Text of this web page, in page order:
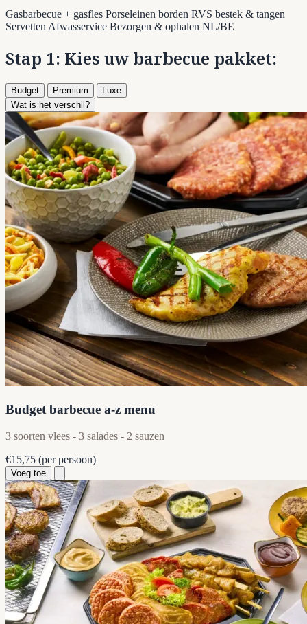
Gasbarbecue + gasfles Porseleinen borden RVS bestek & tangen
Servetten Afwasservice Bezorgen & ophalen NL/BE
Stap 1: Kies uw barbecue pakket:
Budget Premium
Luxe
Wat is het verschil?
Budget barbecue a-z menu
3 soorten vlees - 3 salades - 2 sauzen
€15,75 (per persoon)
Voeg toe